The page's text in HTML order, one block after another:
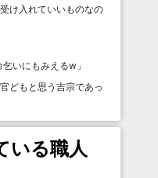
け入れていいものなの
乞いにもみえるw 」
どもと思う吉宗であっ
いる職人